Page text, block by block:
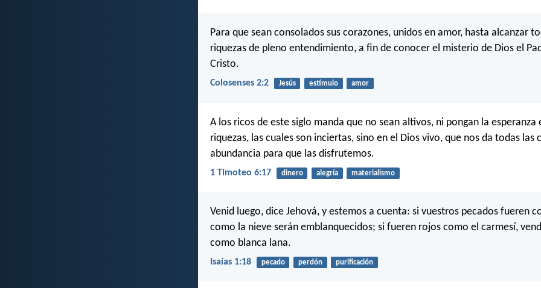
Para que sean consolados sus corazones, unidos en amor, hasta alcanzar
riquezas de pleno entendimiento, a fin de conocer el misterio de Dios el
Cristo.
Colosenses 2:2 Jesús estímulo amor
A los ricos de este siglo manda que no sean altivos, ni pongan la esperanza
riquezas, las cuales son inciertas, sino en el Dios vivo, que nos da todas las
abundancia para que las disfrutemos.
1 Timoteo 6:17 dinero alegría materialismo
Venid luego, dice Jehová, y estemos a cuenta: si vuestros pecados fueren
como la nieve serán emblanquecidos; si fueren rojos como el carmesí,
como blanca lana.
Isaías 1:18 pecado perdón purificación